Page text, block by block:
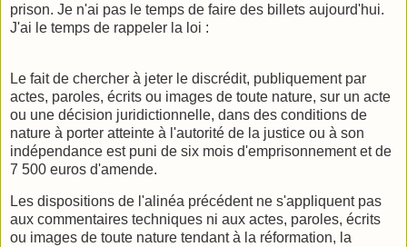
prison. Je n'ai pas le temps de faire des billets aujourd'hui.
J'ai le temps de rappeler la loi :
Le fait de chercher à jeter le discrédit, publiquement par
actes, paroles, écrits ou images de toute nature, sur un acte
ou une décision juridictionnelle, dans des conditions de
nature à porter atteinte à l'autorité de la justice ou à son
indépendance est puni de six mois d'emprisonnement et de
7 500 euros d'amende.
Les dispositions de l'alinéa précédent ne s'appliquent pas
aux commentaires techniques ni aux actes, paroles, écrits
ou images de toute nature tendant à la réformation, la